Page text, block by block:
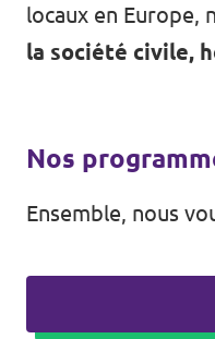
locaux en
la société civile,
Nos
Ensemble, nous